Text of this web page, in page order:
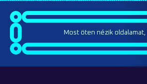
Most öten nézik